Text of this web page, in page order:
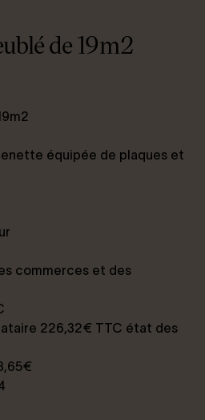
de 19m2
équipée de plaques et
commerces et des
226,32€ TTC état des